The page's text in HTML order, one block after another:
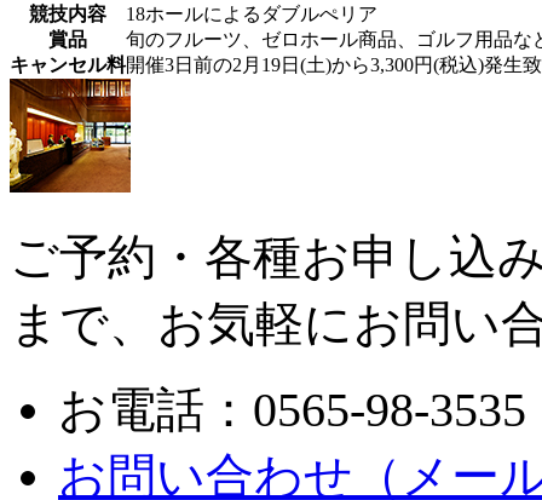
競技内容
18ホールによるダブルぺリア
賞品
旬のフルーツ、ゼロホール商品、ゴルフ用品な
キャンセル料開催3日前の2月19日(土)から3,300円(税込)発生
ご予約・各種お申し込
まで、お気軽にお問い
お電話：0565-98-3535
お問い合わせ（メー